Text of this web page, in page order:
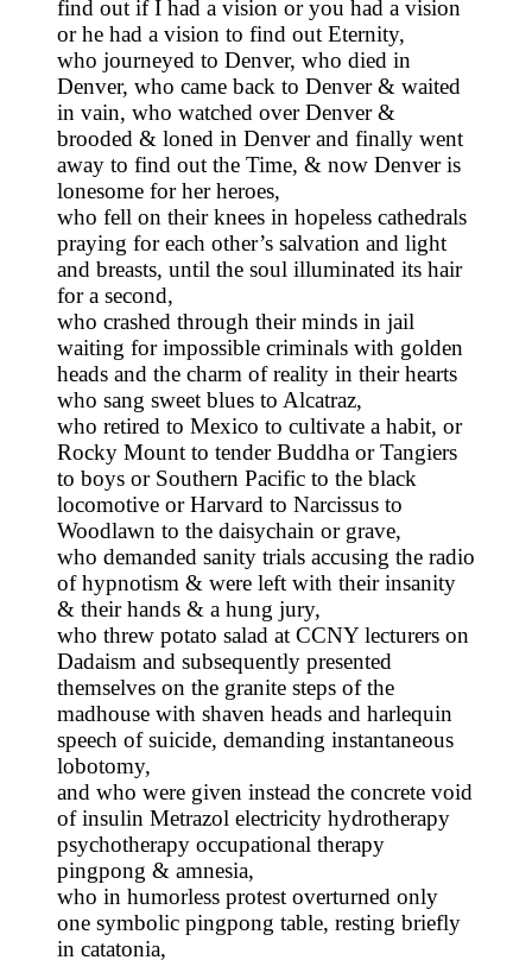
find out if I had a vision or you had a vision
or he had a vision to find out Eternity,
who journeyed to Denver, who died in
Denver, who came back to Denver & waited
in vain, who watched over Denver &
brooded & loned in Denver and finally went
away to find out the Time, & now Denver is
lonesome for her heroes,
who fell on their knees in hopeless cathedrals
praying for each other’s salvation and light
and breasts, until the soul illuminated its hair
for a second,
who crashed through their minds in jail
waiting for impossible criminals with golden
heads and the charm of reality in their hearts
who sang sweet blues to Alcatraz,
who retired to Mexico to cultivate a habit, or
Rocky Mount to tender Buddha or Tangiers
to boys or Southern Pacific to the black
locomotive or Harvard to Narcissus to
Woodlawn to the daisychain or grave,
who demanded sanity trials accusing the radio
of hypnotism & were left with their insanity
& their hands & a hung jury,
who threw potato salad at CCNY lecturers on
Dadaism and subsequently presented
themselves on the granite steps of the
madhouse with shaven heads and harlequin
speech of suicide, demanding instantaneous
lobotomy,
and who were given instead the concrete void
of insulin Metrazol electricity hydrotherapy
psychotherapy occupational therapy
pingpong & amnesia,
who in humorless protest overturned only
one symbolic pingpong table, resting briefly
in catatonia,